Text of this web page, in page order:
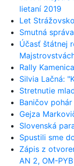
lietaní 2019
Let
Smutná
Účasť štátnej
Rally
Silvia Lačná:
Stretnutie
Baničov pohár
Gejza
Slovenská
Spustili sme
Zápis z
AN 2, OM-PYB